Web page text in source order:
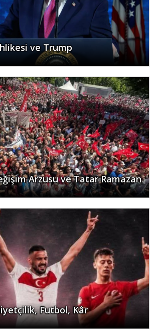
ve Trump
Arzusu ve Tatar Ramazan
Futbol, Kâr